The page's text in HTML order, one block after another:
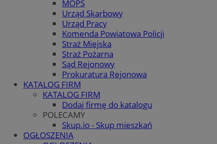
MOPS
Urząd Skarbowy
Urząd Pracy
Komenda Powiatowa Policji
Straż Miejska
Straż Pożarna
Sąd Rejonowy
Prokuratura Rejonowa
KATALOG FIRM
KATALOG FIRM
Dodaj firmę do katalogu
POLECAMY
Skup.io - Skup mieszkań
OGŁOSZENIA